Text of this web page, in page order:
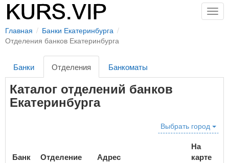
Главная
Банки Екатеринбурга
Отделения банков Екатеринбурга
Банки Отделения Банкоматы
Каталог отделений банков
Екатеринбурга
Выбрать город
Банк Отделение Адрес
На
карте